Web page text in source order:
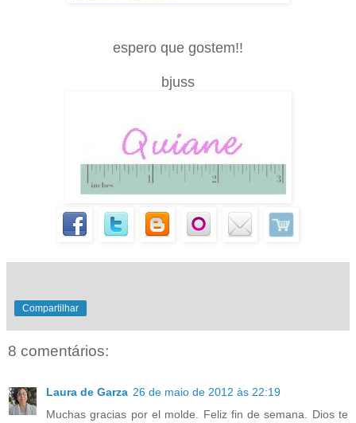
espero que gostem!!
bjuss
Compartilhar
8 comentários:
Laura de Garza 26 de maio de 2012 às 22:19
Muchas gracias por el molde. Feliz fin de semana. Dios te